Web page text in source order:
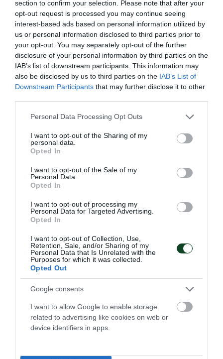
section to confirm your selection. Please note that after your
opt-out request is processed you may continue seeing
interest-based ads based on personal information utilized by
us or personal information disclosed to third parties prior to
your opt-out. You may separately opt-out of the further
disclosure of your personal information by third parties on the
IAB’s list of downstream participants. This information may
also be disclosed by us to third parties on the IAB’s List of
Downstream Participants that may further disclose it to other
Please note that this website/app uses one or more Google
not limited to your visit or usage behaviour. You may click to
grant or deny consent to Google and its third-party tags to
use your data for below specified purposes in below Google
consent section.
Personal Data Processing Opt Outs
I want to opt-out of the Sharing of my
personal data.
Opted In
I want to opt-out of the Sale of my
Personal Data.
Opted In
I want to opt-out of processing my
Personal Data for Targeted Advertising.
Opted In
I want to opt-out of Collection, Use,
Retention, Sale, and/or Sharing of my
Personal Data that Is Unrelated with the
Purposes for which it was collected.
Opted Out
Google consents
I want to allow Google to enable storage
related to advertising like cookies on web or
device identifiers in apps.
Με διψήφιο Γιάντσουκ η
Ουκρανία
Η Ουκρανία ηττήθηκε 3-1 από τη Σερβία για το VNL, σε ένα
ματς που ο Ντμίτρο Γιάντσουκ είχε 10 πόντους.
17.07.2026 ΒΟΛΕΪ ΑΝΔΡΩΝ
Συνέχισε με νίκη η Ουκρανία του
Γιάντσουκ
Η Ουκρανία νίκησε το Ιράν για το VNL, σε έναν αγώνα που
συμμετείχε ο Ντμίτρο Γιάντσουκ.